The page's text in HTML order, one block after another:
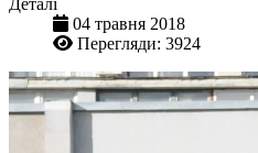
Деталі
04 травня 2018
Перегляди: 3924